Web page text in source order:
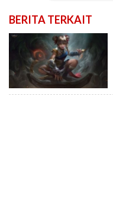
BERITA TERKAIT